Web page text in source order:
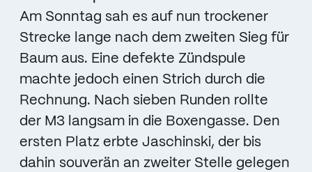
Am Sonntag sah es auf nun trockener
Strecke lange nach dem zweiten Sieg für
Baum aus. Eine defekte Zündspule
machte jedoch einen Strich durch die
Rechnung. Nach sieben Runden rollte
der M3 langsam in die Boxengasse. Den
ersten Platz erbte Jaschinski, der bis
dahin souverän an zweiter Stelle gelegen